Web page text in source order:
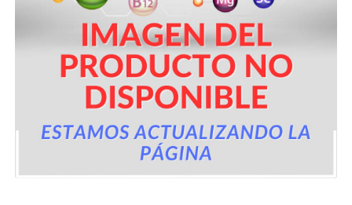
Vitaminas Por Letras
Suplementos Herbales
Para Mujeres
Salud Ósea y Articular